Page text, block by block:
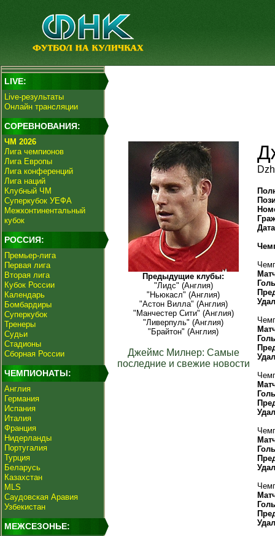
LIVE:
Live-результаты
Онлайн трансляции
СОРЕВНОВАНИЯ:
ЧМ 2026
Лига чемпионов
Лига Европы
Лига конференций
Лига наций
Клубный ЧМ
Суперкубок УЕФА
Межконтинентальный
кубок
РОССИЯ:
Премьер-лига
Первая лига
Вторая лига
Кубок России
Календарь
Бомбардиры
Суперкубок
Тренеры
Судьи
Стадионы
Сборная России
ЧЕМПИОНАТЫ:
Англия
Германия
Испания
Италия
Франция
Нидерланды
Португалия
Турция
Беларусь
Казахстан
MLS
Саудовская Аравия
Узбекистан
МЕЖСЕЗОНЬЕ:
Предыдущие клубы:
"Лидс" (Англия)
"Ньюкасл" (Англия)
"Астон Вилла" (Англия)
"Манчестер Сити" (Англия)
"Ливерпуль" (Англия)
"Брайтон" (Англия)
Джеймс Милнер: Самые
последние и свежие новости